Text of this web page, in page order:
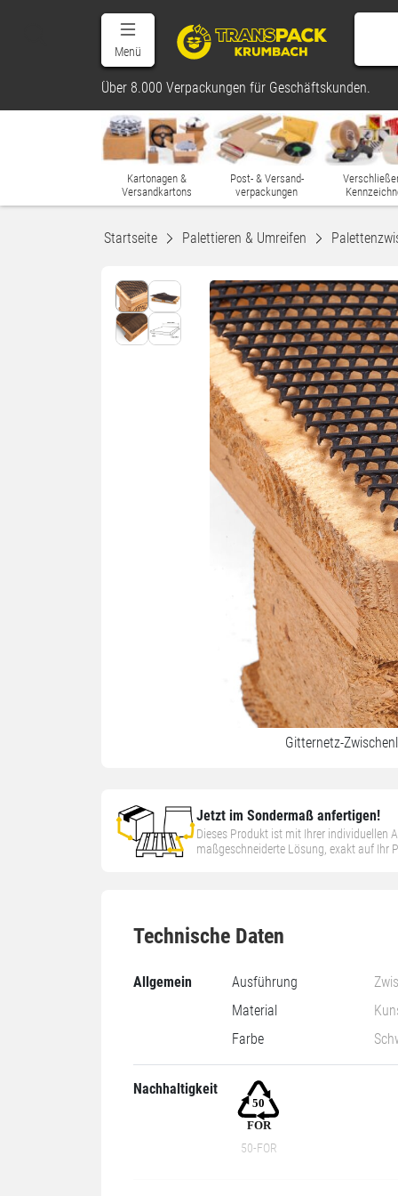
Menü
Über 8.000 Verpackungen für Geschäftskunden.
Kartonagen &
Versandkartons
Post- & Versand-
verpackungen
Startseite Palettieren & Umreifen
Gitternetz-
Jetzt im Sondermaß anfertigen!
Dieses Produkt ist mit Ihrer individuellen
maßgeschneiderte Lösung, exakt auf Ihr
Technische Daten
Allgemein Ausführung
Material
Farbe
Nachhaltigkeit
50-FOR